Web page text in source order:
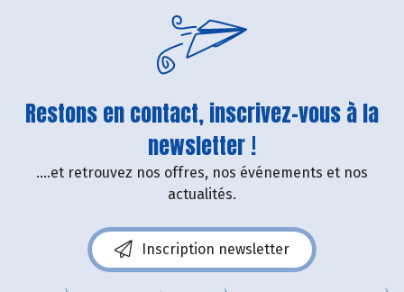
Restons en contact, inscrivez-vous à la
newsletter !
....et retrouvez nos offres, nos événements et nos
actualités.
Inscription newsletter